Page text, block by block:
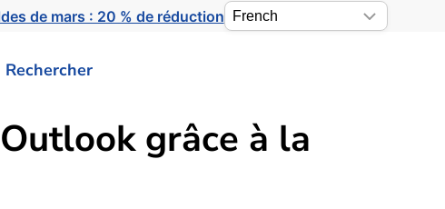
de mars : 20 % de réduction
Rechercher
grâce à la